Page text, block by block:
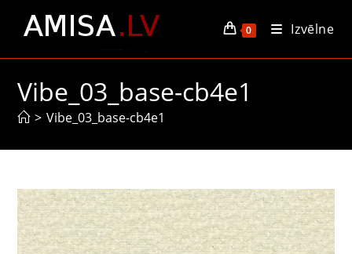
0 Izvēlne
Vibe_03_base-cb4e1
> Vibe_03_base-cb4e1